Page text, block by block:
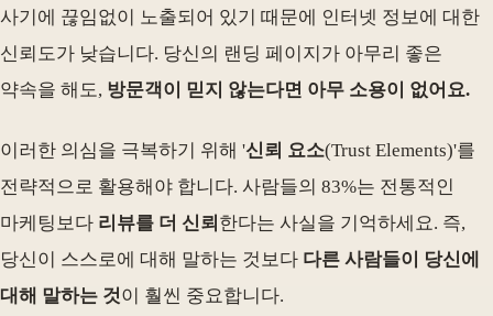
사기에 끊임없이 노출되어 있기 때문에 인터넷 정보에 대한
신뢰도가 낮습니다. 당신의 랜딩 페이지가 아무리 좋은
약속을 해도, 방문객이 믿지 않는다면 아무 소용이 없어요.
이러한 의심을 극복하기 위해 '신뢰 요소(Trust Elements)'를
전략적으로 활용해야 합니다. 사람들의 83%는 전통적인
마케팅보다 리뷰를 더 신뢰 한다는 사실을 기억하세요. 즉,
당신이 스스로에 대해 말하는 것보다 다른 사람들이 당신에
대해 말하는 것이 훨씬 중요합니다.